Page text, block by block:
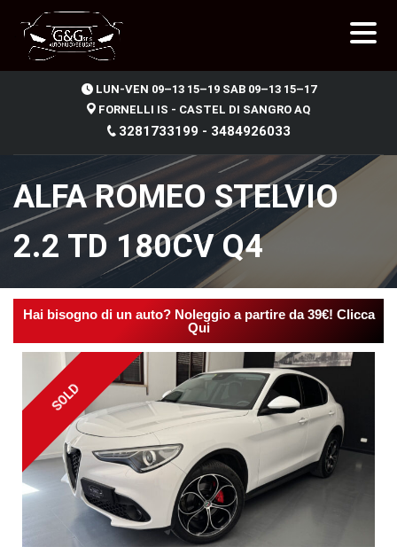
LUN-VEN 09–13 15–19 SAB 09–13 15–17
FORNELLI IS - CASTEL DI SANGRO AQ
3281733199 - 3484926033
ALFA ROMEO STELVIO
2.2 TD 180CV Q4
Hai bisogno di un auto? Noleggio a partire da 39€! Clicca
Qui
SOLD